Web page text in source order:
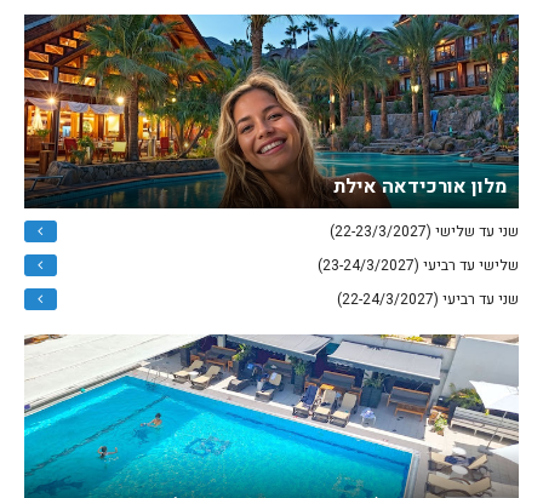
מלון אורכידאה אילת
שני עד שלישי (22-23/3/2027)
שלישי עד רביעי (23-24/3/2027)
שני עד רביעי (22-24/3/2027)